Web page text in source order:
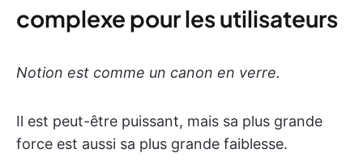
complexe pour les utilisateurs
Notion est comme un canon en verre.
Il est peut-être puissant, mais sa plus grande
force est aussi sa plus grande faiblesse.